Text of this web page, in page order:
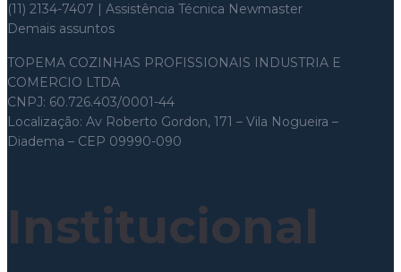
(11) 2134-7407 | Assistência Técnica Newmaster
Demais assuntos
TOPEMA COZINHAS PROFISSIONAIS INDUSTRIA E
COMERCIO LTDA
CNPJ: 60.726.403/0001-44
Localização: Av Roberto Gordon, 171 – Vila Nogueira –
Diadema – CEP 09990-090
Institucional